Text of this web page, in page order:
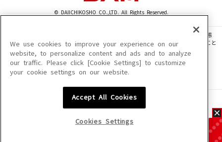
© DAIICHIKOSHO CO.,LTD. All Rights Reserved.
このサイトに掲載されている一切の文章・画像・写真・動画・音声等を、手段や形態
を問わず、著作権法の定める範囲を超えて無断で複製、転載、ファイル化などすること
を禁じます。
楽曲及びコンテンツは、機種によりご利用いただけない場合があります。
楽曲及びコンテンツの配信日、配信内容が変更になる場合があります。
We use cookies to improve your experience on our
website, to personalize content and ads and to analyze
our traffic. Please click [Cookie Settings] to customize
your cookie settings on our website.
Accept All Cookies
Cookies Settings